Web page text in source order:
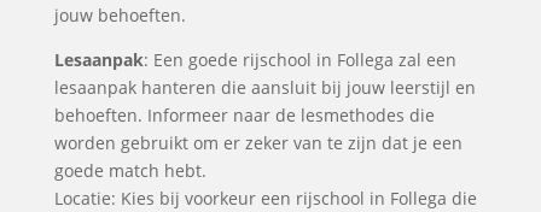
jouw behoeften.
Lesaanpak: Een goede rijschool in Follega zal een
lesaanpak hanteren die aansluit bij jouw leerstijl en
behoeften. Informeer naar de lesmethodes die
worden gebruikt om er zeker van te zijn dat je een
goede match hebt.
Locatie: Kies bij voorkeur een rijschool in Follega die